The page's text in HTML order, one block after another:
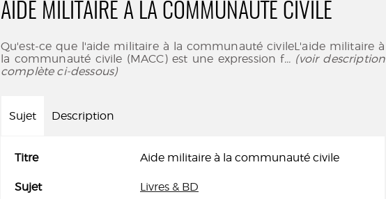
AIDE MILITAIRE À LA COMMUNAUTÉ CIVILE
Qu'est-ce que l'aide militaire à la communauté civileL'aide militaire à
la communauté civile (MACC) est une expression f... (voir description
complète ci-dessous)
Sujet Description
Titre Aide militaire à la communauté civile
Sujet Livres & BD